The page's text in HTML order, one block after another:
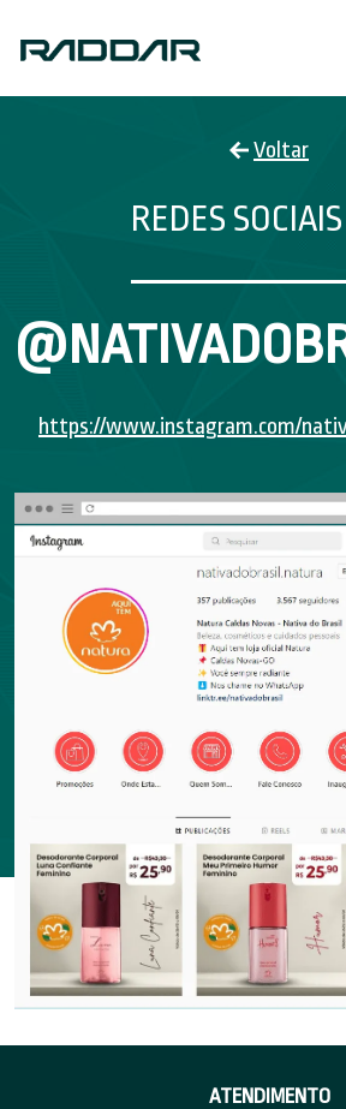
Voltar
REDES
https://www.instagram.com/
ATENDIMENTO